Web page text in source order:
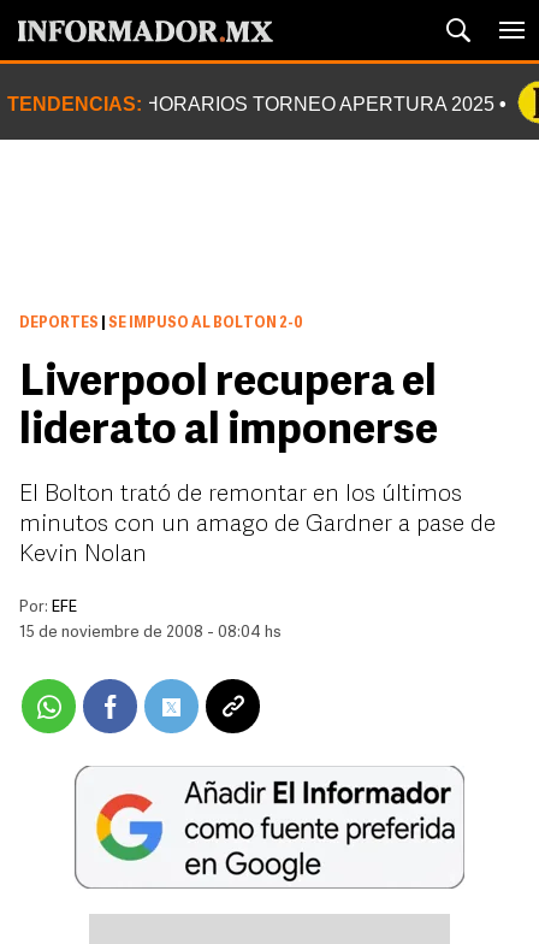
TENDENCIAS: HORARIOS TORNEO APERTURA 2025
DEPORTES SE IMPUSO AL BOLTON 2-0
Liverpool recupera el
liderato al imponerse
El Bolton trató de remontar en los últimos
minutos con un amago de Gardner a pase de
Kevin Nolan
Por: EFE
15 de noviembre de 2008 - 08:04 hs